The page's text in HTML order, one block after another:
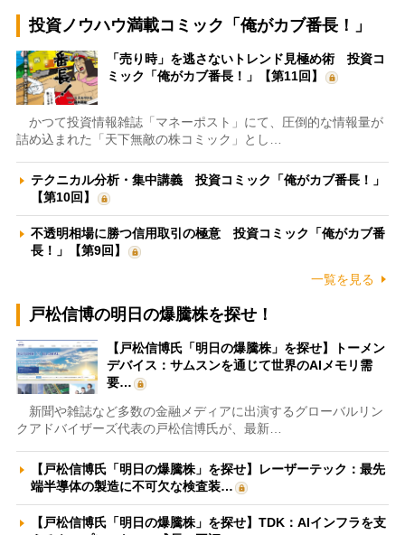
投資ノウハウ満載コミック「俺がカブ番長！」
「売り時」を逃さないトレンド見極め術 投資コ
ミック「俺がカブ番長！」【第11回】
かつて投資情報雑誌「マネーポスト」にて、圧倒的な情報量が
詰め込まれた「天下無敵の株コミック」とし…
テクニカル分析・集中講義 投資コミック「俺がカブ番長！」
【第10回】
不透明相場に勝つ信用取引の極意 投資コミック「俺がカブ番
長！」【第9回】
一覧を見る
戸松信博の明日の爆騰株を探せ！
【戸松信博氏「明日の爆騰株」を探せ】トーメン
デバイス：サムスンを通じて世界のAIメモリ需
要…
新聞や雑誌など多数の金融メディアに出演するグローバルリン
クアドバイザーズ代表の戸松信博氏が、最新…
【戸松信博氏「明日の爆騰株」を探せ】レーザーテック：最先
端半導体の製造に不可欠な検査装…
【戸松信博氏「明日の爆騰株」を探せ】TDK：AIインフラを支